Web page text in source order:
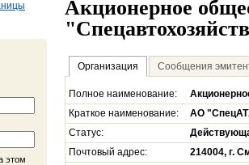
этом
Акционерное
Организация Сообщения
Полное наименование:
Краткое наименование:
АО
Статус:
Почтовый адрес:
214004, г.